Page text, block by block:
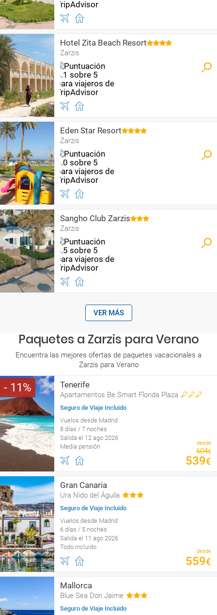
Hotel Zita Beach Resort
Zarzis
Eden Star Resort
Zarzis
Sangho Club Zarzis
Zarzis
VER MÁS
Paquetes a Zarzis para Verano
Encuentra las mejores ofertas de paquetes vacacionales a
Zarzis para Verano
11 Tenerife
Apartamentos Be Smart Florida Plaza
Seguro de Viaje Incluido
Vuelos desde Madrid
8 días / 7 noches
Salida el 12 ago 2026
Media pensión
desde
604€
539€
Gran Canaria
Ura Nido del Águila
Seguro de Viaje Incluido
Vuelos desde Madrid
6 días / 5 noches
Salida el 11 ago 2026
Todo incluido
desde
559€
Mallorca
Blue Sea Don Jaime
Seguro de Viaje Incluido